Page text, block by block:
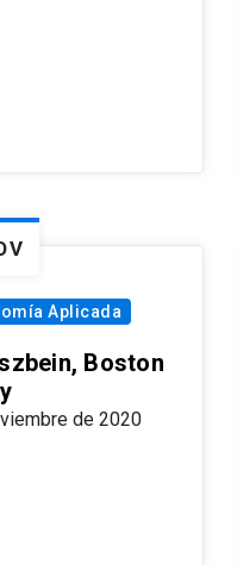
Aplicada
Boston
de 2020